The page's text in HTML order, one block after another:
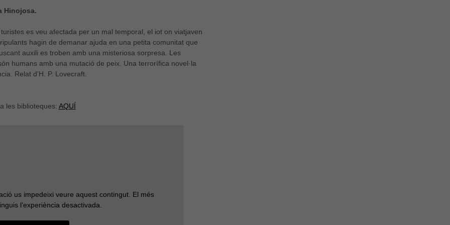
Hinojosa.
es veu afectada per un mal temporal, el iot on viatjaven
hagin de demanar ajuda en una petita comunitat que
auxili es troben amb una misteriosa sorpresa. Les
humans amb una mutació de peix. Una terrorífica novel·la
Relat d’H. P. Lovecraft.
les biblioteques: AQUÍ
us impedeixi veure aquest contingut. El més
l'experiència desactivada.